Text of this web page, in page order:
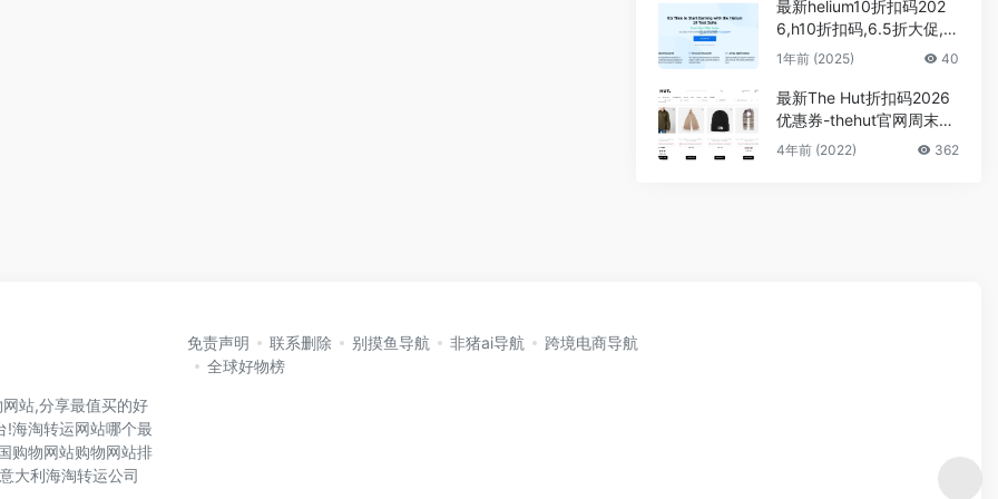
最新helium10折扣码202
6,h10折扣码,6.5折大促,铂
金套餐半年版
1年前 (2025) 40
最新The Hut折扣码2026
优惠券-thehut官网周末闪
促最高立减£80 可直邮中
4年前 (2022) 362
站,分享最值买的好
!海淘转运网站哪个最
购物网站购物网站排
大利海淘转运公司
免责声明 联系删除 别摸鱼导航 非猪ai导航
跨境电商导航
全球好物榜